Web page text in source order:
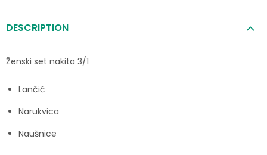
DESCRIPTION
Ženski set nakita 3/1
Lančić
Narukvica
Naušnice